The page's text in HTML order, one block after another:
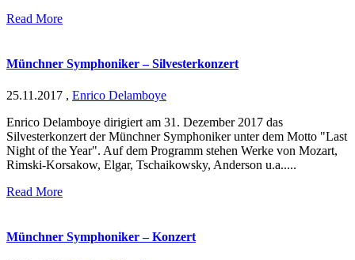
Read More
Münchner Symphoniker – Silvesterkonzert
25.11.2017 , Enrico Delamboye
Enrico Delamboye dirigiert am 31. Dezember 2017 das
Silvesterkonzert der Münchner Symphoniker unter dem Motto "Last
Night of the Year". Auf dem Programm stehen Werke von Mozart,
Rimski-Korsakow, Elgar, Tschaikowsky, Anderson u.a.....
Read More
Münchner Symphoniker – Konzert